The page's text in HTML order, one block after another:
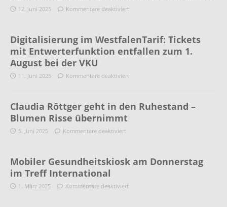
12. Juni 2025 Kommentare deaktiviert
Digitalisierung im WestfalenTarif: Tickets
mit Entwerterfunktion entfallen zum 1.
August bei der VKU
11. Juni 2025 Kommentare deaktiviert
Claudia Röttger geht in den Ruhestand –
Blumen Risse übernimmt
5. Juni 2025 Kommentare deaktiviert
Mobiler Gesundheitskiosk am Donnerstag
im Treff International
1. März 2025 Kommentare deaktiviert